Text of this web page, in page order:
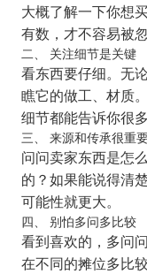
大概了解一下你想
有数，才不容易被忽
二、 关注细节是关键
看东西要仔细。无
瞧它的做工、材质
细节都能告诉你很多
三、 来源和传承很重
问问卖家东西是怎
的？如果能说得清
可能性就更大。
四、 别怕多问多比较
看到喜欢的，多问
在不同的摊位多比